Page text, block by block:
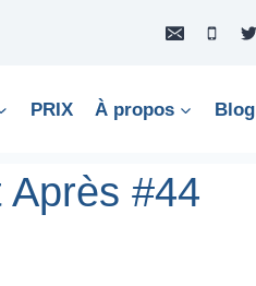
PRIX À propos Blog
#44